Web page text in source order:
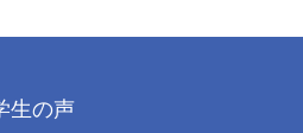
生の声